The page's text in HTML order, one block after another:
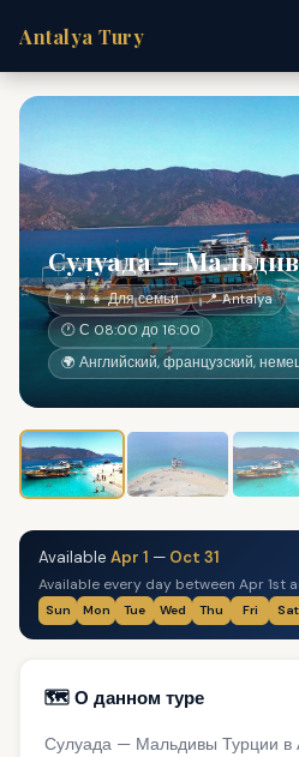
Antalya Tury
Сулуада —
👨‍👩‍👧 Для семьи 📍 Antalya
🕐 С 08:00 до 16:00
🌍 Английский, французский,
Available Apr 1 — Oct 31
Available every day between Apr 1st
Sun Mon Tue Wed Thu Fri Sat
🗺️ О данном туре
Сулуада — Мальдивы Турции в